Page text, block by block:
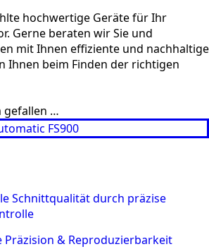
hochwertige Geräte für Ihr
Gerne beraten wir Sie und
mit Ihnen effiziente und nachhaltige
Ihnen beim Finden der richtigen
gefallen …
Schnittqualität durch präzise
Präzision & Reproduzierbarkeit